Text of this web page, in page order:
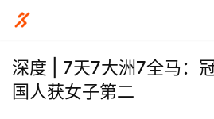
深度 | 7天7大洲7全马：
国人获女子第二